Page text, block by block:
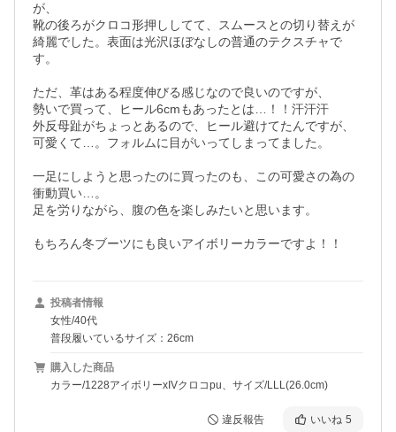
が、
靴の後ろがクロコ形押ししてて、スムースとの切り替えが
綺麗でした。表面は光沢ほぼなしの普通のテクスチャで
す。
ただ、革はある程度伸びる感じなので良いのですが、
勢いで買って、ヒール6cmもあったとは…！！汗汗汗
外反母趾がちょっとあるので、ヒール避けてたんですが、
可愛くて…。フォルムに目がいってしまってました。
一足にしようと思ったのに買ったのも、この可愛さの為の
衝動買い…。
足を労りながら、腹の色を楽しみたいと思います。
もちろん冬ブーツにも良いアイボリーカラーですよ！！
投稿者情報
女性/40代
普段履いているサイズ：26cm
購入した商品
カラー/1228アイボリーxIVクロコpu、サイズ/LLL(26.0cm)
違反報告 いいね 5